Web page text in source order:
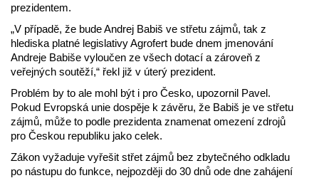
prezidentem.
„V případě, že bude Andrej Babiš ve střetu zájmů, tak z
hlediska platné legislativy Agrofert bude dnem jmenování
Andreje Babiše vyloučen ze všech dotací a zároveň z
veřejných soutěží,“ řekl již v úterý prezident.
Problém by to ale mohl být i pro Česko, upozornil Pavel.
Pokud Evropská unie dospěje k závěru, že Babiš je ve střetu
zájmů, může to podle prezidenta znamenat omezení zdrojů
pro Českou republiku jako celek.
Zákon vyžaduje vyřešit střet zájmů bez zbytečného odkladu
po nástupu do funkce, nejpozději do 30 dnů ode dne zahájení